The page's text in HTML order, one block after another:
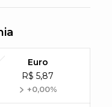
Euro
R$ 5,87
+0,00%